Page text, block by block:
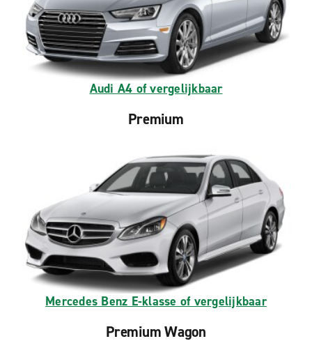
Audi A4 of vergelijkbaar
Premium
Mercedes Benz E-klasse of vergelijkbaar
Premium Wagon